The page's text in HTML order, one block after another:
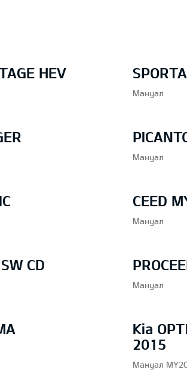
HEV
Мануал
Мануал
CEED
Мануал
CD
Мануал
Kia
2015
Мануал